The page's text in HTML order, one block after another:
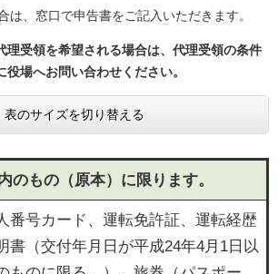
、窓口で申告書をご記入いただきます。
理受領を希望される場合は、代理受領の条件
場へお問い合わせください。
表のサイズを切り替える
のもの（原本）に限ります。
番号カード、運転免許証、運転経歴
書（交付年月日が平成24年4月1日以